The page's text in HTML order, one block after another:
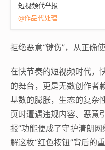
短视频代举报
@作品代处理
拒绝恶意“键伤”，从正确
在快节奏的短视频时代，
的舞台，更是无数创作者
基数的膨胀，生态的复杂
页时遭遇违规内容、恶意
报”功能便成了守护清朗
解这枚“红色按钮”背后的重